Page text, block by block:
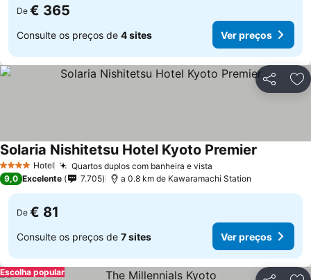
De € 365
Consulte os preços de 4 sites Ver preços
Partilhar
4 EstrelasHotel Quartos duplos com banheira e vista
Solaria Nishitetsu Hotel Kyoto Premier
9,0 Excelente 7.705 a 0.8 km de Kawaramachi Station
De € 81
Consulte os preços de 7 sites Ver preços
Escolha popular